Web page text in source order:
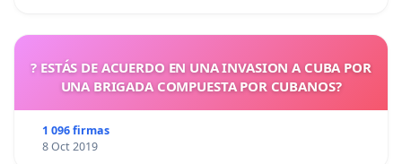
? ESTÁS DE ACUERDO EN UNA INVASION A CUBA POR
UNA BRIGADA COMPUESTA POR CUBANOS?
1 096 firmas
8 Oct 2019